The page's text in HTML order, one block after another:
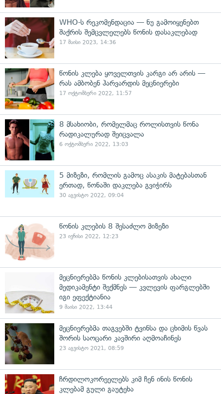
WHO-ს რეკომენდაცია — ნუ გამოიყენებთ
შაქრის შემცვლელებს წონის დასაკლებად
17 მაისი 2023, 14:36
წონის კლება ყოველთვის კარგი არ არის —
რას ამბობენ ჰარვარდის მეცნიერები
17 ოქტომბერი 2022, 11:57
8 მსახიობი, რომელმაც როლისთვის წონა
რადიკალურად შეიცვალა
6 ოქტომბერი 2022, 13:03
5 მიზეზი, რომლის გამოც ასაკის მატებასთან
ერთად, წონაში დაკლება გვიჭირს
30 აგვისტო 2022, 09:04
წონის კლების 8 შესაძლო მიზეზი
23 ივნისი 2022, 12:23
მეცნიერებმა წონის კლებისათვის ახალი
მედიკამენტი შექმნეს — კვლევის ფარგლებში
იგი ეფექტიანია
9 მაისი 2022, 13:44
მეცნიერებმა თაგვებში ტვინსა და ცხიმის წვას
შორის საოცარი კავშირი აღმოაჩინეს
23 აგვისტო 2021, 08:59
ჩრდილოკორეელებს კიმ ჩენ ინის წონის
კლებამ გული გაუტეხა